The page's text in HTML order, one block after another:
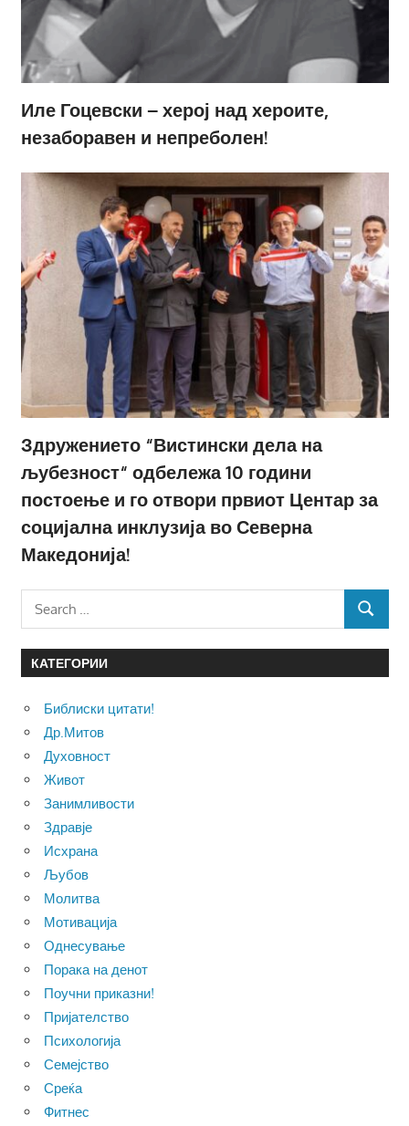
Иле Гоцевски – херој над хероите,
незаборавен и непреболен!
Здружението “Вистински дела на
љубезност“ одбележа 10 години
постоење и го отвори првиот Центар за
социјална инклузија во Северна
Македонија!
SEARCH
КАТЕГОРИИ
Библиски цитати!
Др.Митов
Духовност
Живот
Занимливости
Здравје
Исхрана
Љубов
Молитва
Мотивација
Однесување
Порака на денот
Поучни приказни!
Пријателство
Психологија
Семејство
Среќа
Фитнес